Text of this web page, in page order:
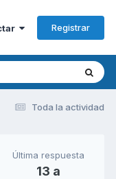
Registrar
Toda la actividad
Última respuesta
13 a